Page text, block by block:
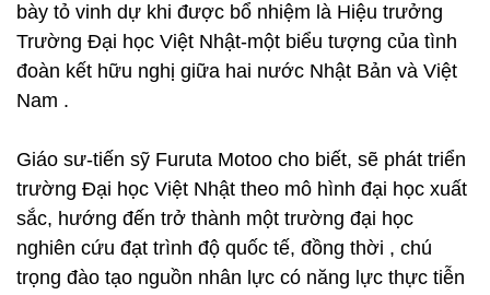
bày tỏ vinh dự khi được bổ nhiệm là Hiệu trưởng
Trường Đại học Việt Nhật-một biểu tượng của tình
đoàn kết hữu nghị giữa hai nước Nhật Bản và Việt
Nam .
Giáo sư-tiến sỹ Furuta Motoo cho biết, sẽ phát triển
trường Đại học Việt Nhật theo mô hình đại học xuất
sắc, hướng đến trở thành một trường đại học
nghiên cứu đạt trình độ quốc tế, đồng thời , chú
trọng đào tạo nguồn nhân lực có năng lực thực tiễn